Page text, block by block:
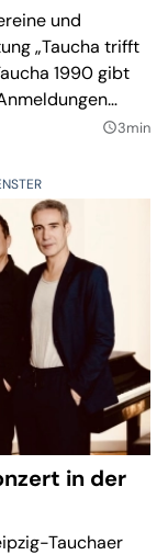
und
„Taucha trifft
1990 gibt
query_builder3min
in der
Tauchaer